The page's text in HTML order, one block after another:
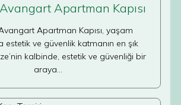
Apartman Kapısı
Apartman Kapısı, yaşam
estetik ve güvenlik katmanın en şık
kalbinde, estetik ve güvenliği bir
araya…